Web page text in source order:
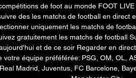
de foot au monde FOOT
des les matchs de football en direct
uniquement les matchs de
gratuitement les matchs de football
et de ce soir Regarder en
votre équipe préféférée: PSG, OM, OL,
Madrid, Juventus, FC Barcelone,